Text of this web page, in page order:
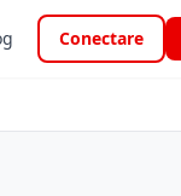
Conectare